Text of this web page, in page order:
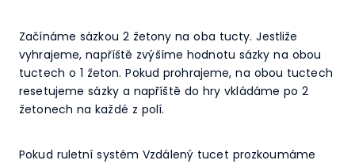
Začínáme sázkou 2 žetony na oba tucty. Jestliže
vyhrajeme, napříště zvýšíme hodnotu sázky na obou
tuctech o 1 žeton. Pokud prohrajeme, na obou tuctech
resetujeme sázky a napříště do hry vkládáme po 2
žetonech na každé z polí.
Pokud ruletní systém Vzdálený tucet prozkoumáme